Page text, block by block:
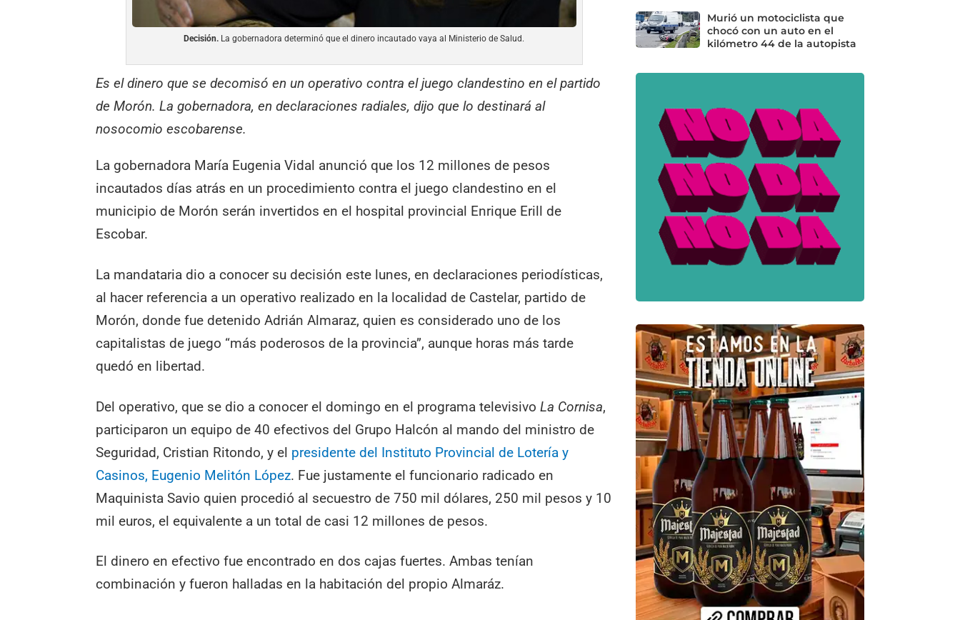
Decisión. La gobernadora determinó que el dinero incautado vaya al Ministerio de Salud.
Es el dinero que se decomisó en un operativo contra el juego clandestino en el partido
de Morón. La gobernadora, en declaraciones radiales, dijo que lo destinará al
nosocomio escobarense.
La gobernadora María Eugenia Vidal anunció que los 12 millones de pesos
incautados días atrás en un procedimiento contra el juego clandestino en el
municipio de Morón serán invertidos en el hospital provincial Enrique Erill de
Escobar.
La mandataria dio a conocer su decisión este lunes, en declaraciones periodísticas,
al hacer referencia a un operativo realizado en la localidad de Castelar, partido de
Morón, donde fue detenido Adrián Almaraz, quien es considerado uno de los
capitalistas de juego “más poderosos de la provincia”, aunque horas más tarde
quedó en libertad.
Del operativo, que se dio a conocer el domingo en el programa televisivoLa Cornisa,
participaron un equipo de 40 efectivos del Grupo Halcón al mando del ministro de
Seguridad, Cristian Ritondo, y el presidente del Instituto Provincial de Lotería y
Casinos, Eugenio Melitón López. Fue justamente el funcionario radicado en
Maquinista Savio quien procedió al secuestro de 750 mil dólares, 250 mil pesos y 10
mil euros, el equivalente a un total de casi 12 millones de pesos.
El dinero en efectivo fue encontrado en dos cajas fuertes. Ambas tenían
combinación y fueron halladas en la habitación del propio Almaráz.
Murió un motociclista que
chocó con un auto en el
kilómetro 44 de la autopista